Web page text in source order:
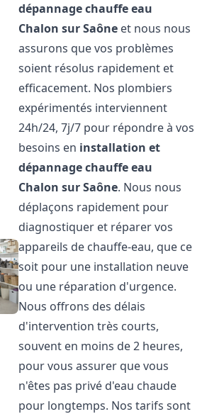
dépannage chauffe eau
Chalon sur Saône et nous nous
assurons que vos problèmes
soient résolus rapidement et
efficacement. Nos plombiers
expérimentés interviennent
24h/24, 7j/7 pour répondre à vos
besoins en installation et
dépannage chauffe eau
Chalon sur Saône. Nous nous
déplaçons rapidement pour
diagnostiquer et réparer vos
appareils de chauffe-eau, que ce
soit pour une installation neuve
ou une réparation d'urgence.
Nous offrons des délais
d'intervention très courts,
souvent en moins de 2 heures,
pour vous assurer que vous
n'êtes pas privé d'eau chaude
pour longtemps. Nos tarifs sont